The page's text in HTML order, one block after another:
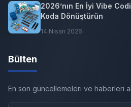
2026’nın En İyi Vibe
Koda Dönüştürün
14 Nisan 2026
Bülten
En son güncellemeleri ve haberleri